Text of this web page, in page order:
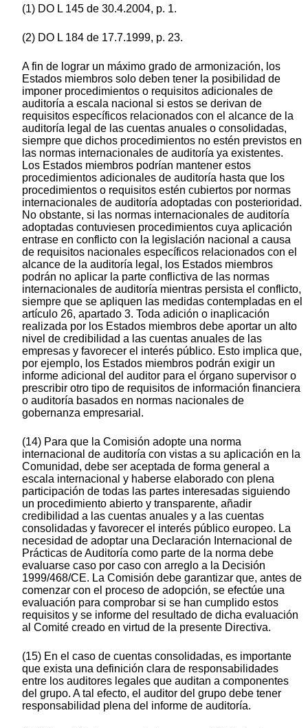
(1) DO L 145 de 30.4.2004, p. 1.
(2) DO L 184 de 17.7.1999, p. 23.
A fin de lograr un máximo grado de armonización, los
Estados miembros solo deben tener la posibilidad de
imponer procedimientos o requisitos adicionales de
auditoría a escala nacional si estos se derivan de
requisitos específicos relacionados con el alcance de la
auditoría legal de las cuentas anuales o consolidadas,
siempre que dichos procedimientos no estén previstos en
las normas internacionales de auditoría ya existentes.
Los Estados miembros podrían mantener estos
procedimientos adicionales de auditoría hasta que los
procedimientos o requisitos estén cubiertos por normas
internacionales de auditoría adoptadas con posterioridad.
No obstante, si las normas internacionales de auditoría
adoptadas contuviesen procedimientos cuya aplicación
entrase en conflicto con la legislación nacional a causa
de requisitos nacionales específicos relacionados con el
alcance de la auditoría legal, los Estados miembros
podrán no aplicar la parte conflictiva de las normas
internacionales de auditoría mientras persista el conflicto,
siempre que se apliquen las medidas contempladas en el
artículo 26, apartado 3. Toda adición o inaplicación
realizada por los Estados miembros debe aportar un alto
nivel de credibilidad a las cuentas anuales de las
empresas y favorecer el interés público. Esto implica que,
por ejemplo, los Estados miembros podrán exigir un
informe adicional del auditor para el órgano supervisor o
prescribir otro tipo de requisitos de información financiera
o auditoría basados en normas nacionales de
gobernanza empresarial.
(14) Para que la Comisión adopte una norma
internacional de auditoría con vistas a su aplicación en la
Comunidad, debe ser aceptada de forma general a
escala internacional y haberse elaborado con plena
participación de todas las partes interesadas siguiendo
un procedimiento abierto y transparente, añadir
credibilidad a las cuentas anuales y a las cuentas
consolidadas y favorecer el interés público europeo. La
necesidad de adoptar una Declaración Internacional de
Prácticas de Auditoría como parte de la norma debe
evaluarse caso por caso con arreglo a la Decisión
1999/468/CE. La Comisión debe garantizar que, antes de
comenzar con el proceso de adopción, se efectúe una
evaluación para comprobar si se han cumplido estos
requisitos y se informe del resultado de dicha evaluación
al Comité creado en virtud de la presente Directiva.
(15) En el caso de cuentas consolidadas, es importante
que exista una definición clara de responsabilidades
entre los auditores legales que auditan a componentes
del grupo. A tal efecto, el auditor del grupo debe tener
responsabilidad plena del informe de auditoría.